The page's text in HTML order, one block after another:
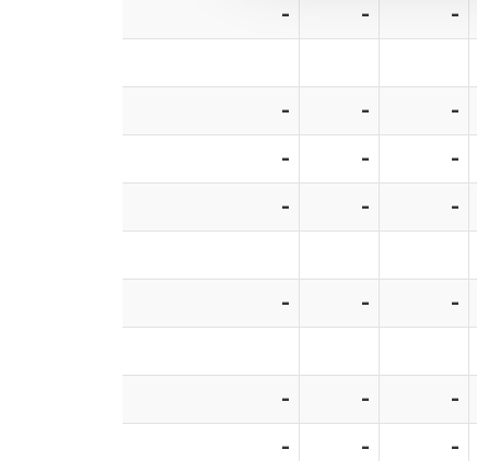
-
-
-
-
-
-
-
-
-
-
-
-
-
-
-
-
-
-
-
-
-